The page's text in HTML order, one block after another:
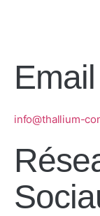
Email
info@thallium-